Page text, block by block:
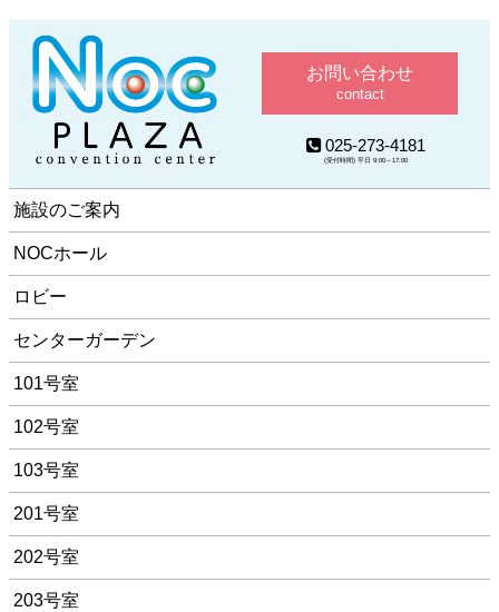
お問い合わせ
contact
025-273-4181
(受付時間) 平日 9:00～17:00
施設のご案内
NOCホール
ロビー
センターガーデン
101号室
102号室
103号室
201号室
202号室
203号室